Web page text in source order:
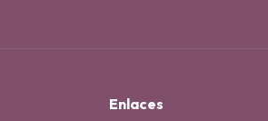
Enlaces